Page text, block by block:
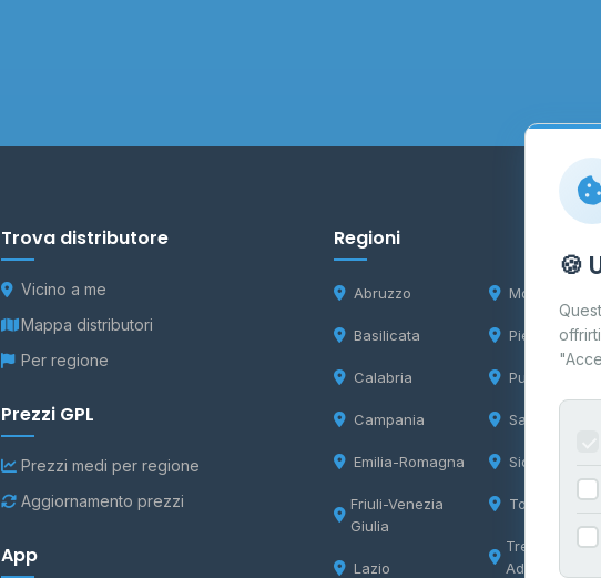
Trova distributore
Vicino a me
Mappa distributori
Per regione
Prezzi GPL
Prezzi medi per regione
Aggiornamento prezzi
App
Regioni
Abruzzo
Basilicata
Calabria
Campania
Emilia-Romagna
Friuli-Venezia
Giulia
Lazio
Molise
Piemonte
Puglia
Sardegna
Sicilia
Toscana
Trentino-Alto
Adige
🍪